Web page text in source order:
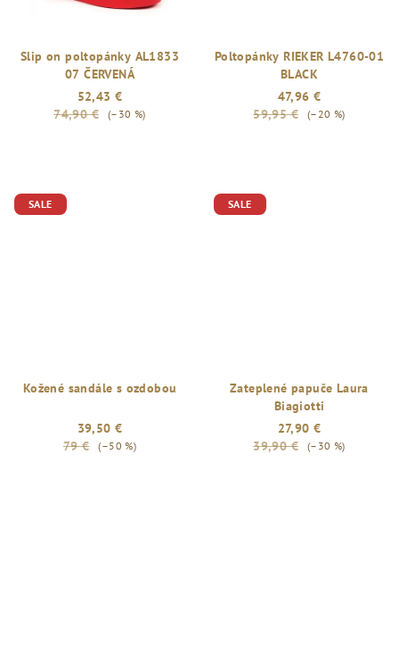
Slip on poltopánky AL1833
07 ČERVENÁ
52,43 €
74,90 €
(–30 %)
Poltopánky RIEKER L4760-01
BLACK
47,96 €
59,95 €
(–20 %)
SALE
Kožené sandále s ozdobou
39,50 €
79 €
(–50 %)
SALE
Zateplené papuče Laura
Biagiotti
27,90 €
39,90 €
(–30 %)